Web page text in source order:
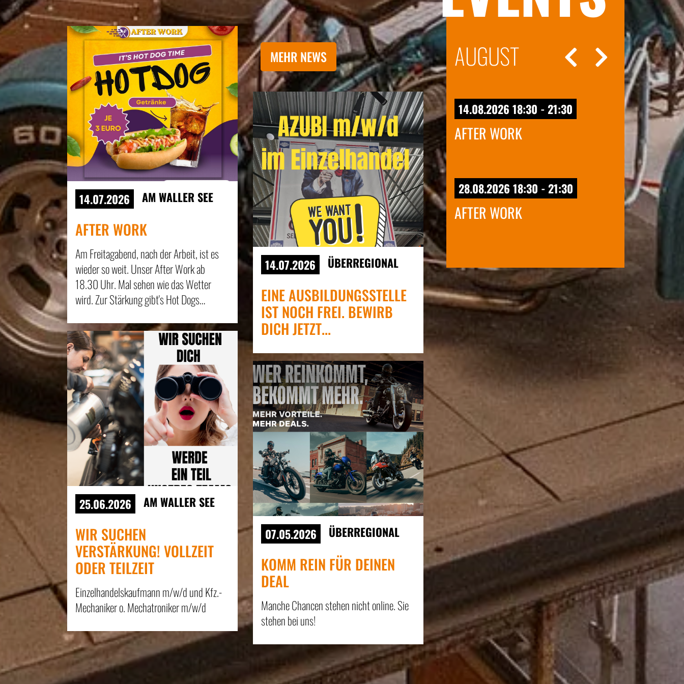
14.07.2026 AM WALLER SEE
AFTER WORK
Am Freitagabend, nach der Arbeit, ist es
wieder so weit. Unser After Work ab
18.30 Uhr. Mal sehen wie das Wetter
wird. Zur Stärkung gibt's Hot Dogs…
25.06.2026 AM WALLER SEE
WIR SUCHEN
VERSTÄRKUNG! VOLLZEIT
ODER TEILZEIT
Einzelhandelskaufmann m/w/d und Kfz.-
Mechaniker o. Mechatroniker m/w/d
MEHR NEWS
14.07.2026 ÜBERREGIONAL
EINE AUSBILDUNGSSTELLE
IST NOCH FREI. BEWIRB
DICH JETZT...
07.05.2026 ÜBERREGIONAL
KOMM REIN FÜR DEINEN
DEAL
Manche Chancen stehen nicht online. Sie
stehen bei uns!
AUGUST
14.08.2026 18:30 - 21:30
AFTER WORK
28.08.2026 18:30 - 21:30
AFTER WORK